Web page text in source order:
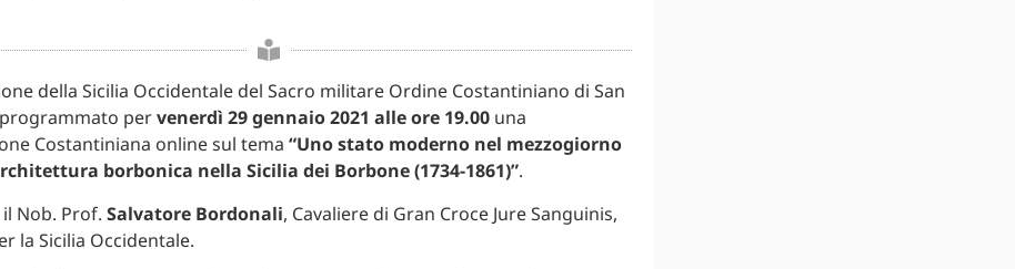
della Sicilia Occidentale del Sacro militare Ordine Costantiniano di San
pervenerdì 29 gennaio 2021 alle ore 19.00una
Costantiniana online sul tema “Uno stato moderno nel mezzogiorno
borbonica nella Sicilia dei Borbone (1734-1861)”.
il Nob. Prof. Salvatore Bordonali, Cavaliere di Gran Croce Jure Sanguinis,
la Sicilia Occidentale.